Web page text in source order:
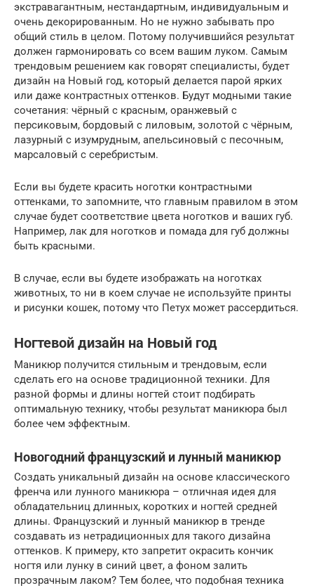
экстравагантным, нестандартным, индивидуальным и
очень декорированным. Но не нужно забывать про
общий стиль в целом. Потому получившийся результат
должен гармонировать со всем вашим луком. Самым
трендовым решением как говорят специалисты, будет
дизайн на Новый год, который делается парой ярких
или даже контрастных оттенков. Будут модными такие
сочетания: чёрный с красным, оранжевый с
персиковым, бордовый с лиловым, золотой с чёрным,
лазурный с изумрудным, апельсиновый с песочным,
марсаловый с серебристым.
Если вы будете красить ноготки контрастными
оттенками, то запомните, что главным правилом в этом
случае будет соответствие цвета ноготков и ваших губ.
Например, лак для ноготков и помада для губ должны
быть красными.
В случае, если вы будете изображать на ноготках
животных, то ни в коем случае не используйте принты
и рисунки кошек, потому что Петух может рассердиться.
Ногтевой дизайн на Новый год
Маникюр получится стильным и трендовым, если
сделать его на основе традиционной техники. Для
разной формы и длины ногтей стоит подбирать
оптимальную технику, чтобы результат маникюра был
более чем эффектным.
Новогодний французский и лунный маникюр
Создать уникальный дизайн на основе классического
френча или лунного маникюра – отличная идея для
обладательниц длинных, коротких и ногтей средней
длины. Французский и лунный маникюр в тренде
создавать из нетрадиционных для такого дизайна
оттенков. К примеру, кто запретит окрасить кончик
ногтя или лунку в синий цвет, а фоном залить
прозрачным лаком? Тем более, что подобная техника